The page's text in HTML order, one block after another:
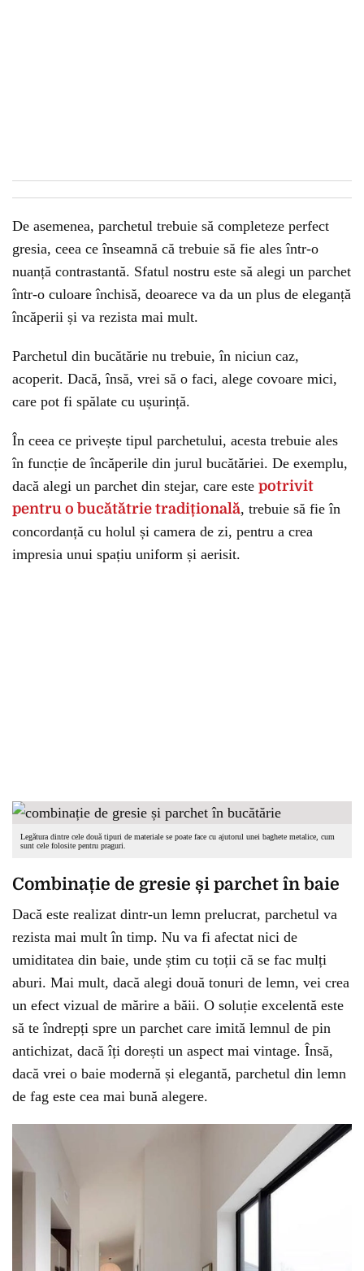
De asemenea, parchetul trebuie să completeze perfect
gresia, ceea ce înseamnă că trebuie să fie ales într-o
nuanță contrastantă. Sfatul nostru este să alegi un parchet
într-o culoare închisă, deoarece va da un plus de eleganță
încăperii și va rezista mai mult.
Parchetul din bucătărie nu trebuie, în niciun caz,
acoperit. Dacă, însă, vrei să o faci, alege covoare mici,
care pot fi spălate cu ușurință.
În ceea ce privește tipul parchetului, acesta trebuie ales
în funcție de încăperile din jurul bucătăriei. De exemplu,
dacă alegi un parchet din stejar, care este potrivit
pentru o bucătătrie tradițională, trebuie să fie în
concordanță cu holul și camera de zi, pentru a crea
impresia unui spațiu uniform și aerisit.
Legătura dintre cele două tipuri de materiale se poate face cu ajutorul unei baghete metalice, cum
sunt cele folosite pentru praguri.
Combinație de gresie și parchet în baie
Dacă este realizat dintr-un lemn prelucrat, parchetul va
rezista mai mult în timp. Nu va fi afectat nici de
umiditatea din baie, unde știm cu toții că se fac mulți
aburi. Mai mult, dacă alegi două tonuri de lemn, vei crea
un efect vizual de mărire a băii. O soluție excelentă este
să te îndrepți spre un parchet care imită lemnul de pin
antichizat, dacă îți dorești un aspect mai vintage. Însă,
dacă vrei o baie modernă și elegantă, parchetul din lemn
de fag este cea mai bună alegere.